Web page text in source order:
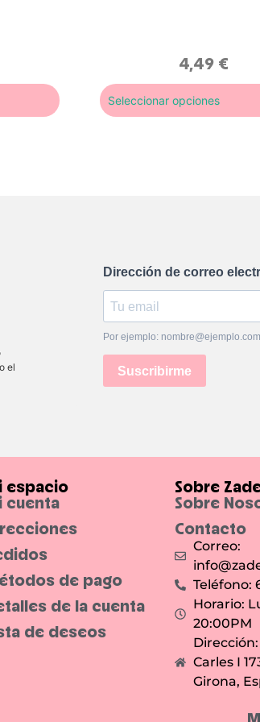
4,49 €
Seleccionar opciones
el
Dirección de correo
Por ejemplo: nombre@ejemplo.com
Suscribirme
espacio
cuenta
de pago
de la cuenta
de deseos
Sobre
Sobre
Contacto
Correo:
Teléfono:
Horario:
20:00PM
Carles I
Girona,